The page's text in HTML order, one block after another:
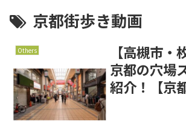
京都街歩き動画
Others
【高槻市
京都の穴場
紹介！【京